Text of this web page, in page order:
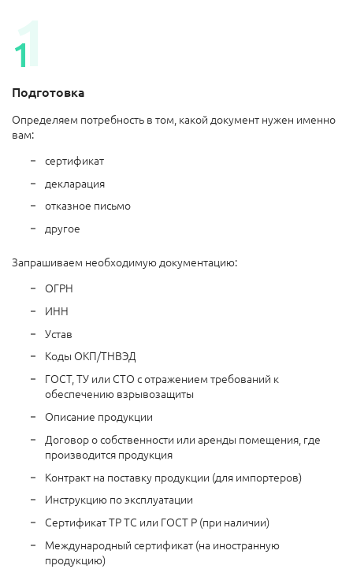
Подготовка
Определяем потребность в том, какой документ нужен именно
вам:
сертификат
декларация
отказное письмо
другое
Запрашиваем необходимую документацию:
ОГРН
ИНН
Устав
Коды ОКП/ТНВЭД
ГОСТ, ТУ или СТО с отражением требований к
обеспечению взрывозащиты
Описание продукции
Договор о собственности или аренды помещения, где
производится продукция
Контракт на поставку продукции (для импортеров)
Инструкцию по эксплуатации
Сертификат ТР ТС или ГОСТ Р (при наличии)
Международный сертификат (на иностранную
продукцию)